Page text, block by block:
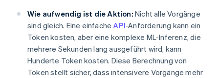
Wie aufwendig ist die Aktion: Nicht alle Vorgänge
sind gleich. Eine einfacheAPI-Anforderung kann ein
Token kosten, aber eine komplexe ML-Inferenz, die
mehrere Sekunden lang ausgeführt wird, kann
Hunderte Token kosten. Diese Berechnung von
Token stellt sicher, dass intensivere Vorgänge mehr